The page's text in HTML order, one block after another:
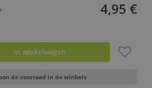
4,95 €
In winkelwagen
de voorraad in de winkels